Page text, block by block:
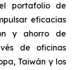
portafolio de
eficacias
y ahorro de
de oficinas
Taiwán y los